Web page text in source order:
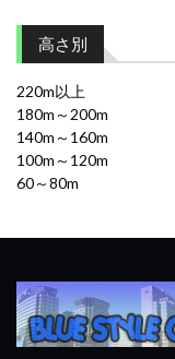
高さ別
220m以上
180m～200m
140m～160m
100m～120m
60～80m